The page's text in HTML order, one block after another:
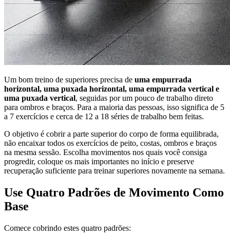
Um bom treino de superiores precisa de uma empurrada
horizontal, uma puxada horizontal, uma empurrada vertical e
uma puxada vertical, seguidas por um pouco de trabalho direto
para ombros e braços. Para a maioria das pessoas, isso significa de 5
a 7 exercícios e cerca de 12 a 18 séries de trabalho bem feitas.
O objetivo é cobrir a parte superior do corpo de forma equilibrada,
não encaixar todos os exercícios de peito, costas, ombros e braços
na mesma sessão. Escolha movimentos nos quais você consiga
progredir, coloque os mais importantes no início e preserve
recuperação suficiente para treinar superiores novamente na semana.
Use Quatro Padrões de Movimento Como
Base
Comece cobrindo estes quatro padrões: